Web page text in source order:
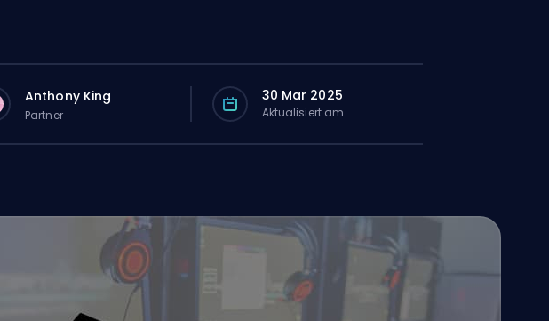
Anthony King
Partner
30 Mar 2025
Aktualisiert am